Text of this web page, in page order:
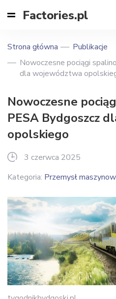
Factories.pl
Strona główna
Publikacje
Nowoczesne pociągi
dla województwa
Nowoczesne
PESA Bydgoszcz
opolskiego
3 czerwca 2025
Kategoria: Przemysł